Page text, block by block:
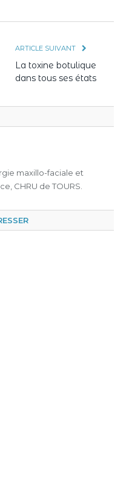
ARTICLE SUIVANT
La toxine botulique
dans tous ses états
maxillo-faciale et
CHRU de TOURS.